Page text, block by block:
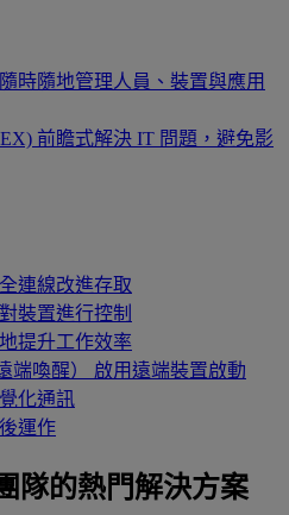
隨時隨地管理人員、裝置與應用
前瞻式解決 IT 問題，避免影
連線改進存取
裝置進行控制
提升工作效率
端喚醒）
啟用遠端裝置啟動
化通訊
運作
隊的熱門解決方案